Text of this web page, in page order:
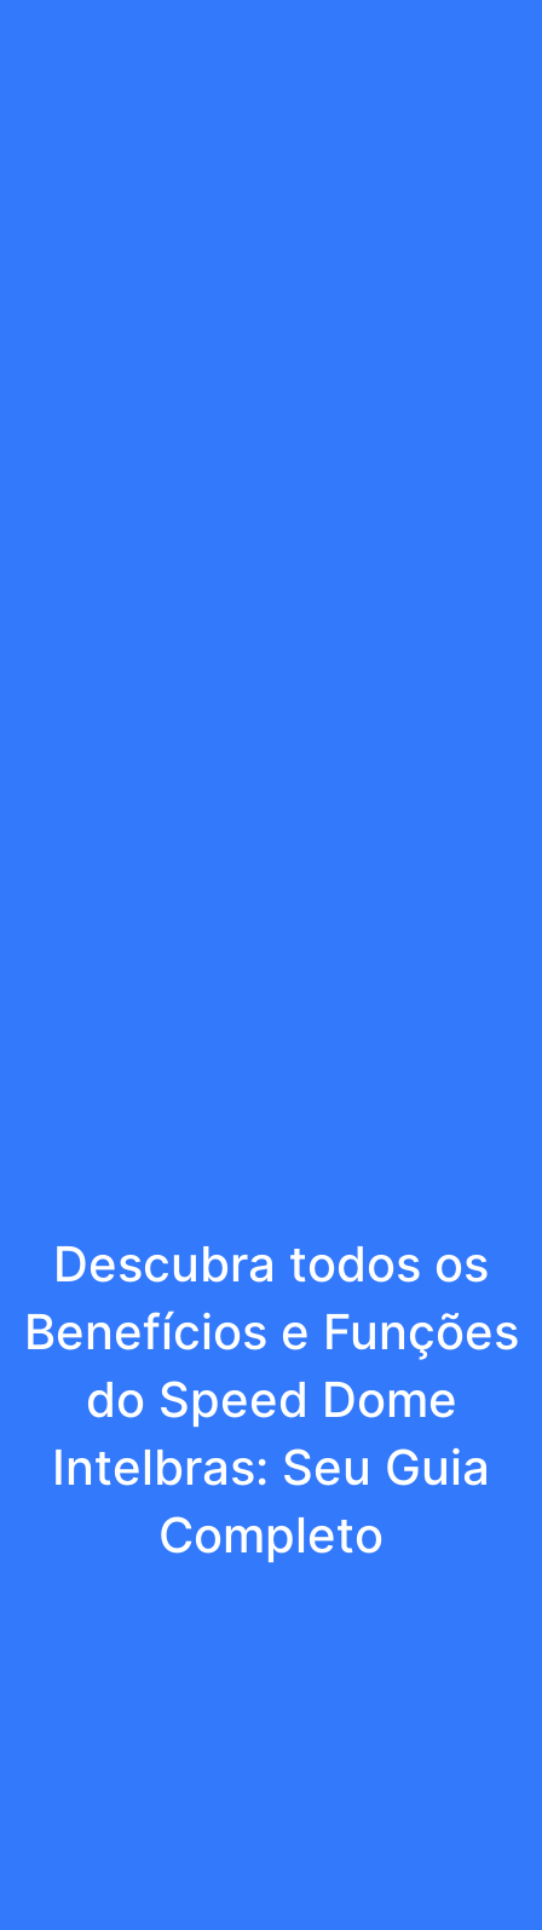
Descubra todos os
Benefícios e Funções
do Speed Dome
Intelbras: Seu Guia
Completo